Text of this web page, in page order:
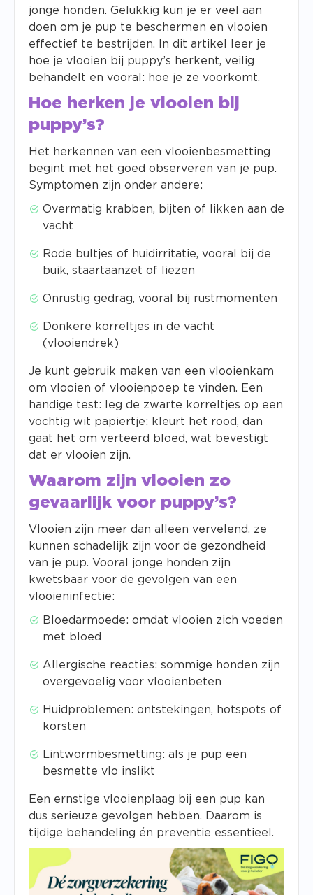
jonge honden. Gelukkig kun je er veel aan
doen om je pup te beschermen en vlooien
effectief te bestrijden. In dit artikel leer je
hoe je vlooien bij puppy’s herkent, veilig
behandelt en vooral: hoe je ze voorkomt.
Hoe herken je vlooien bij
puppy’s?
Het herkennen van een vlooienbesmetting
begint met het goed observeren van je pup.
Symptomen zijn onder andere:
Overmatig krabben, bijten of likken aan de
vacht
Rode bultjes of huidirritatie, vooral bij de
buik, staartaanzet of liezen
Onrustig gedrag, vooral bij rustmomenten
Donkere korreltjes in de vacht
(vlooiendrek)
Je kunt gebruik maken van een vlooienkam
om vlooien of vlooienpoep te vinden. Een
handige test: leg de zwarte korreltjes op een
vochtig wit papiertje: kleurt het rood, dan
gaat het om verteerd bloed, wat bevestigt
dat er vlooien zijn.
Waarom zijn vlooien zo
gevaarlijk voor puppy’s?
Vlooien zijn meer dan alleen vervelend, ze
kunnen schadelijk zijn voor de gezondheid
van je pup. Vooral jonge honden zijn
kwetsbaar voor de gevolgen van een
vlooieninfectie:
Bloedarmoede: omdat vlooien zich voeden
met bloed
Allergische reacties: sommige honden zijn
overgevoelig voor vlooienbeten
Huidproblemen: ontstekingen, hotspots of
korsten
Lintwormbesmetting: als je pup een
besmette vlo inslikt
Een ernstige vlooienplaag bij een pup kan
dus serieuze gevolgen hebben. Daarom is
tijdige behandeling én preventie essentieel.